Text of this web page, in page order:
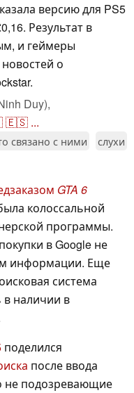
версию для PS5
Результат в
и геймеры
о
Duy),
🇪🇸 ...
связано с ними
слухи
GTA 6
колоссальной
программы.
в Google не
информации. Еще
система
в наличии в
поделился
после ввода
не подозревающие